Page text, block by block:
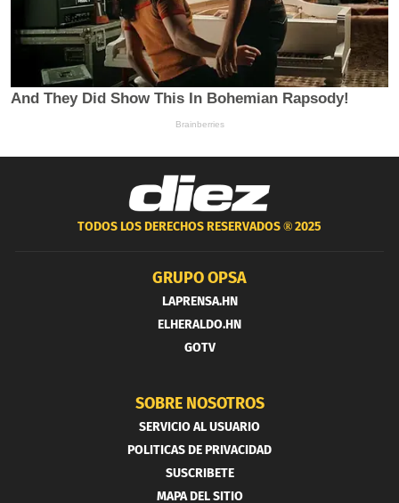
TODOS LOS DERECHOS RESERVADOS ®2025
GRUPO OPSA
LAPRENSA.HN
ELHERALDO.HN
GOTV
SOBRE NOSOTROS
SERVICIO AL USUARIO
POLITICAS DE PRIVACIDAD
SUSCRIBETE
MAPA DEL SITIO